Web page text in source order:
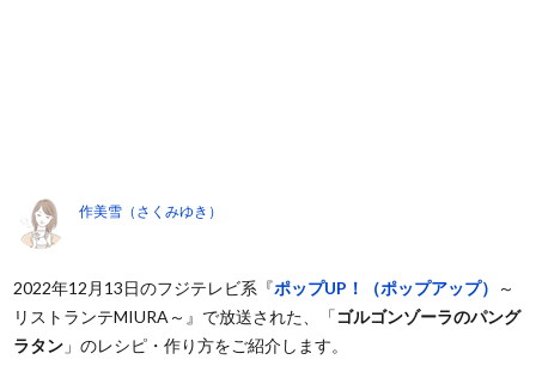
作美雪（さくみゆき）
2022年12月13日のフジテレビ系『ポップUP！（ポップアップ）
～
リストランテMIURA～』で放送された、「ゴルゴンゾーラのパング
ラタン 」のレシピ・作り方をご紹介します。